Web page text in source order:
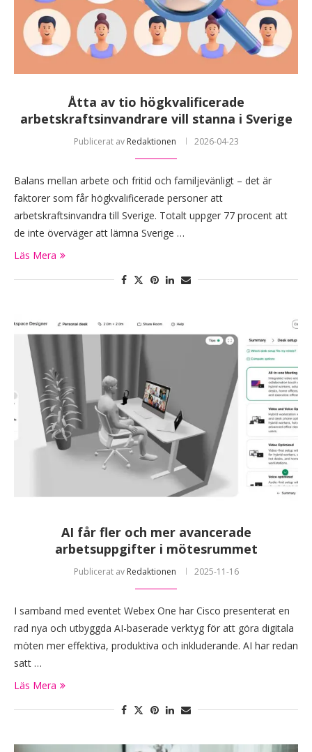
Åtta av tio högkvalificerade
arbetskraftsinvandrare vill stanna i Sverige
Publicerat av Redaktionen 2026-04-23
Balans mellan arbete och fritid och familjevänligt – det är
faktorer som får högkvalificerade personer att
arbetskraftsinvandra till Sverige. Totalt uppger 77 procent att
de inte överväger att lämna Sverige …
Läs Mera
AI får fler och mer avancerade
arbetsuppgifter i mötesrummet
Publicerat av Redaktionen 2025-11-16
I samband med eventet Webex One har Cisco presenterat en
rad nya och utbyggda AI-baserade verktyg för att göra digitala
möten mer effektiva, produktiva och inkluderande. AI har redan
satt …
Läs Mera